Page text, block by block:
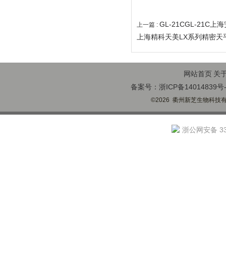
上一篇 : GL-21CGL-21C上
上海精科天美LX系列精密
网站首页 关
备案号：浙ICP备14014839号
©2026 衢州新芝生物科技
浙公网安备